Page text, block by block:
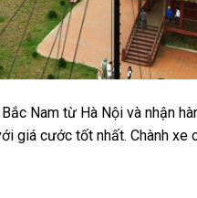
Nam từ Hà Nội và nhận
giá cước tốt nhất. Chành xe